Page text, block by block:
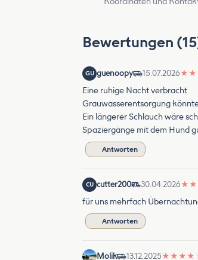
Bewertungen
GU guenoopy 15.07.2026★ ★
Eine ruhige Nacht verbracht
Grauwasserentsorgung
Ein längerer Schlauch wäre
Spaziergänge mit dem Hund
Antworten
CU cutter200 30.04.2026★ ★
für uns mehrfach
Antworten
Molik 13.12.2025★ ★ ★ ★